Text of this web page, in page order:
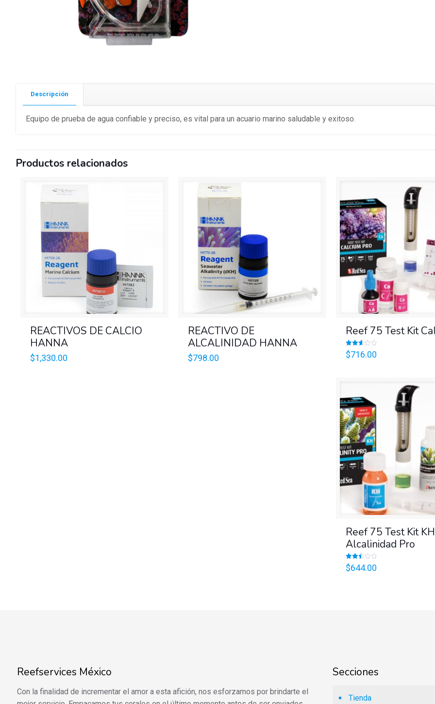
Descripción
Equipo de prueba de agua confiable y preciso, es vital para un acuario marino saludable y exitoso.
Productos relacionados
REACTIVOS DE CALCIO
HANNA
$1,330.00
REACTIVO DE
ALCALINIDAD HANNA
$798.00
Reef 75 Test Kit
Valorado
en
$716.00
Reef 75 Test Kit
Alcalinidad Pro
Valorado
en
$644.00
Reefservices México
Con la finalidad de incrementar el amor a esta afición, nos esforzamos por brindarte el
Secciones
Tienda